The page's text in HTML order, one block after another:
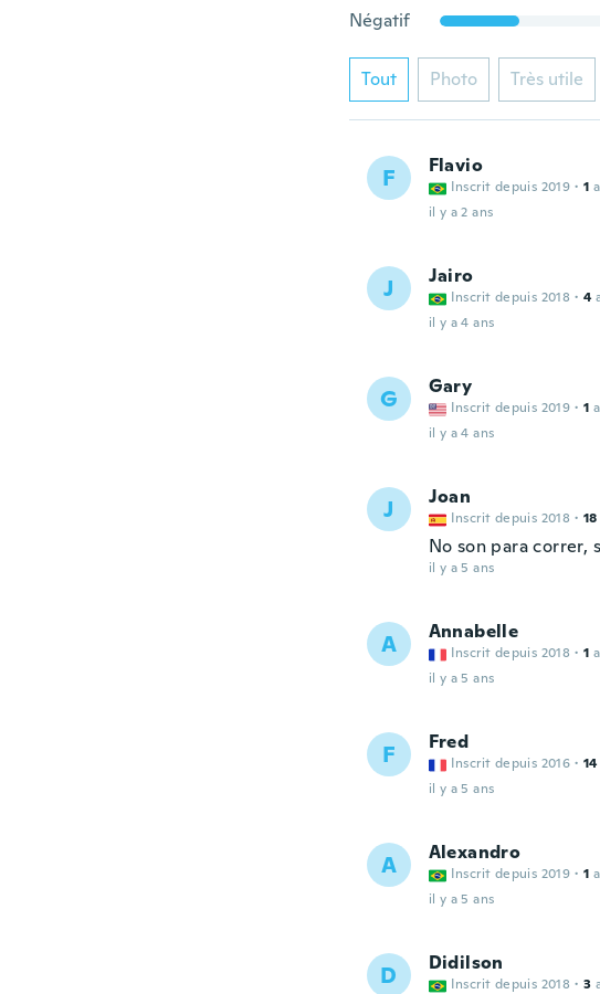
Négatif
Tout Photo Très utile
F Flavio
Inscrit depuis 2019 · 1
il y a 2 ans
J Jairo
Inscrit depuis 2018 · 4
il y a 4 ans
G Gary
Inscrit depuis 2019 · 1
il y a 4 ans
J Joan
Inscrit depuis 2018 · 18
No son para correr,
il y a 5 ans
A Annabelle
Inscrit depuis 2018 · 1
il y a 5 ans
F Fred
Inscrit depuis 2016 · 14
il y a 5 ans
A Alexandro
Inscrit depuis 2019 · 1
il y a 5 ans
D Didilson
Inscrit depuis 2018 · 3